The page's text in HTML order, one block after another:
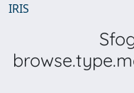
IRIS